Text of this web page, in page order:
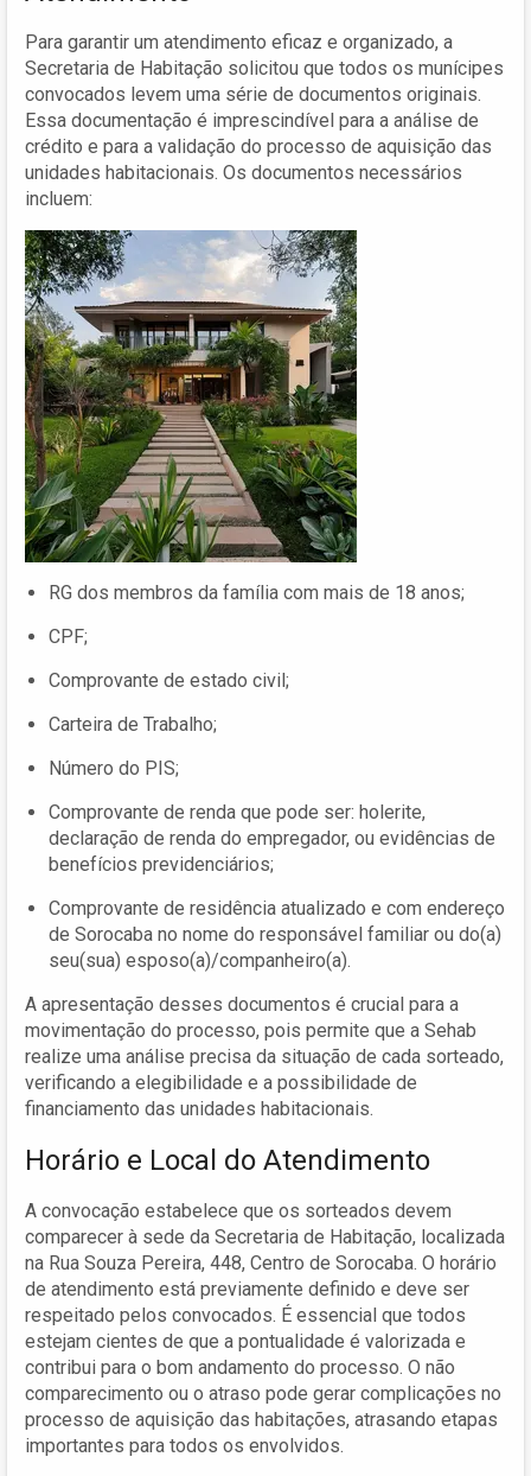
Para garantir um atendimento eficaz e organizado, a
Secretaria de Habitação solicitou que todos os munícipes
convocados levem uma série de documentos originais.
Essa documentação é imprescindível para a análise de
crédito e para a validação do processo de aquisição das
unidades habitacionais. Os documentos necessários
incluem:
RG dos membros da família com mais de 18 anos;
CPF;
Comprovante de estado civil;
Carteira de Trabalho;
Número do PIS;
Comprovante de renda que pode ser: holerite,
declaração de renda do empregador, ou evidências de
benefícios previdenciários;
Comprovante de residência atualizado e com endereço
de Sorocaba no nome do responsável familiar ou do(a)
seu(sua) esposo(a)/companheiro(a).
A apresentação desses documentos é crucial para a
movimentação do processo, pois permite que a Sehab
realize uma análise precisa da situação de cada sorteado,
verificando a elegibilidade e a possibilidade de
financiamento das unidades habitacionais.
Horário e Local do Atendimento
A convocação estabelece que os sorteados devem
comparecer à sede da Secretaria de Habitação, localizada
na Rua Souza Pereira, 448, Centro de Sorocaba. O horário
de atendimento está previamente definido e deve ser
respeitado pelos convocados. É essencial que todos
estejam cientes de que a pontualidade é valorizada e
contribui para o bom andamento do processo. O não
comparecimento ou o atraso pode gerar complicações no
processo de aquisição das habitações, atrasando etapas
importantes para todos os envolvidos.